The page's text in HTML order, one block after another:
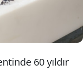
60 yıldır